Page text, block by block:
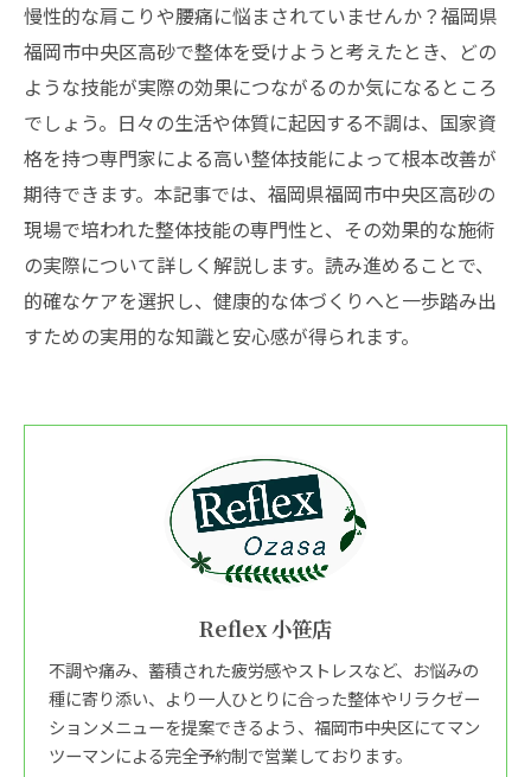
慢性的な肩こりや腰痛に悩まされていませんか？福岡県
福岡市中央区高砂で整体を受けようと考えたとき、どの
ような技能が実際の効果につながるのか気になるところ
でしょう。日々の生活や体質に起因する不調は、国家資
格を持つ専門家による高い整体技能によって根本改善が
期待できます。本記事では、福岡県福岡市中央区高砂の
現場で培われた整体技能の専門性と、その効果的な施術
の実際について詳しく解説します。読み進めることで、
的確なケアを選択し、健康的な体づくりへと一歩踏み出
すための実用的な知識と安心感が得られます。
Reflex 小笹店
不調や痛み、蓄積された疲労感やストレスなど、お悩みの
種に寄り添い、より一人ひとりに合った整体やリラクゼー
ションメニューを提案できるよう、福岡市中央区にてマン
ツーマンによる完全予約制で営業しております。